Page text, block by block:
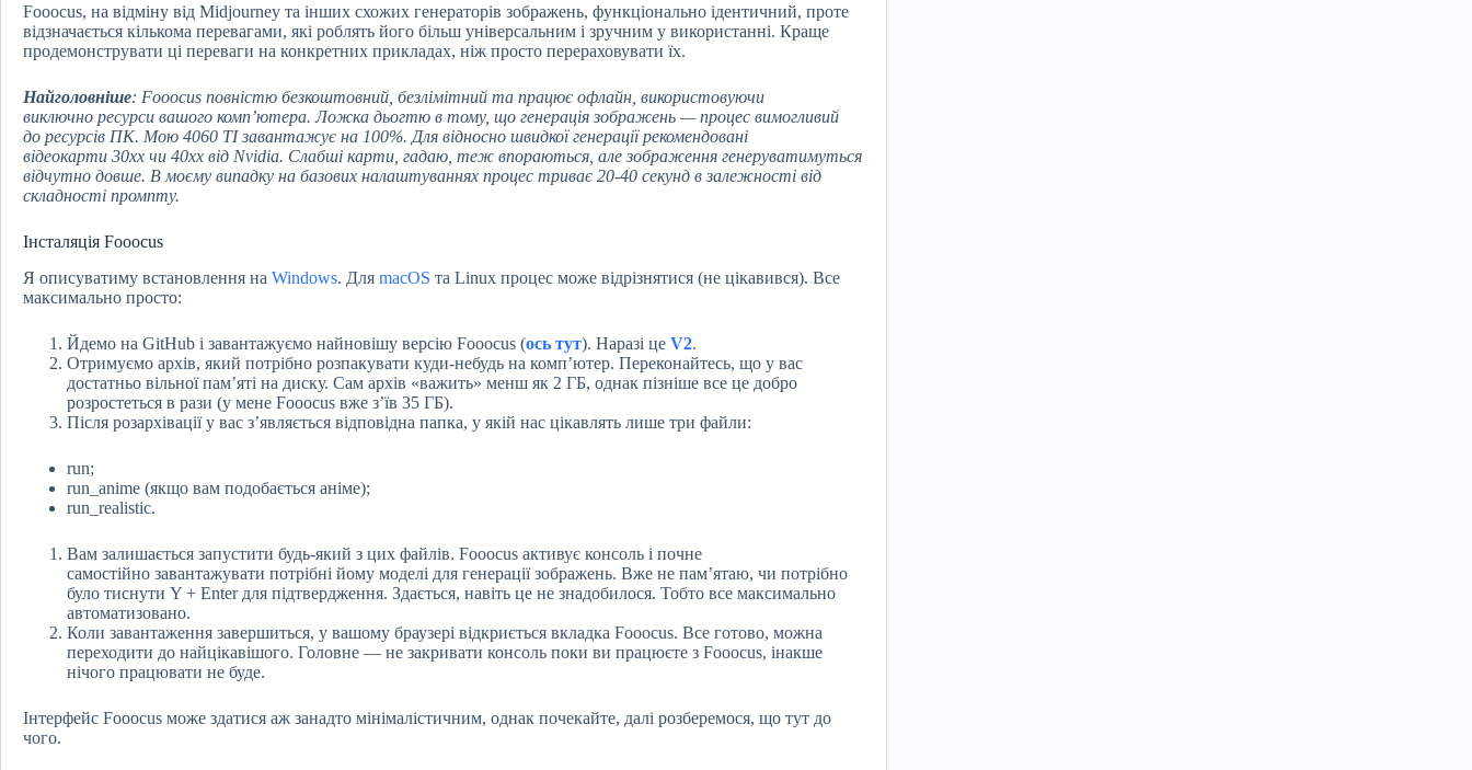
Fooocus, на відміну від Midjourney та інших схожих генераторів зображень, функціонально ідентичний, проте
відзначається кількома перевагами, які роблять його більш універсальним і зручним у використанні. Краще
продемонструвати ці переваги на конкретних прикладах, ніж просто перераховувати їх.
Найголовніше: Fooocus повністю безкоштовний, безлімітний та працює офлайн, використовуючи
виключно ресурси вашого комп’ютера. Ложка дьогтю в тому, що генерація зображень — процес вимогливий
до ресурсів ПК. Мою 4060 ТІ завантажує на 100%. Для відносно швидкоїгенерації рекомендовані
відеокарти 30хх чи 40хх від Nvidia. Слабші карти , гадаю, теж впораються, але зображення генеруватимуться
відчутно довше. В моєму випадку на базових налаштуваннях процес триває 20-40 секунд в залежності від
складності промпту.
Інсталяція Fooocus
Я описуватиму встановлення на Windows. Для macOS та Linux процес може відрізнятися (не цікавився). Все
максимально просто:
Йдемо на GitHub і завантажуємо найновішу версію Fooocus (ось тут). Наразі це V2.
Отримуємо архів, який потрібно розпакувати куди-небудь на комп’ютер. Переконайтесь, що у вас
достатньо вільної пам’яті на диску. Сам архів «важить» менш як 2 ГБ, однак пізніше все це добро
розростеться в рази (у мене Fooocus вже з’їв 35 ГБ).
Після розархівації у вас з’являється відповідна папка, у якій нас цікавлять лише три файли:
run;
run_anime (якщо вам подобається аніме);
run_realistic.
Вам залишається запустити будь-який з цих файлів. Fooocus активує консоль і почне
самостійно завантажувати потрібні йому моделі для генерації зображень. Вже не пам’ятаю, чи потрібно
було тиснути Y + Enter для підтвердження. Здається, навіть це не знадобилося. Тобто все максимально
автоматизовано.
Коли завантаження завершиться, у вашому браузері відкриється вкладка Fooocus. Все готово, можна
переходити до найцікавішого. Головне — не закривати консоль поки ви працюєте з Fooocus, інакше
нічого працювати не буде.
Інтерфейс Fooocus може здатися аж занадто мінімалістичним, однак почекайте, далі розберемося, що тут до
чого.